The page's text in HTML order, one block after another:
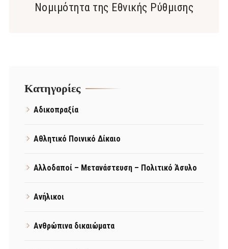
Νομιμότητα της Εθνικής Ρύθμισης
Kατηγορίες
Αδικοπραξία
Αθλητικό Ποινικό Δίκαιο
Αλλοδαποί – Μετανάστευση – Πολιτικό Άσυλο
Ανήλικοι
Ανθρώπινα δικαιώματα